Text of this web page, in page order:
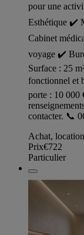
pour une
Esthétique ✔️
Cabinet
voyage ✔️
Surface : 25
fonctionnel et
porte : 10 000
contacter. 📞
Achat,
Prix€722
Particulier